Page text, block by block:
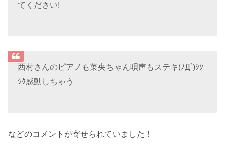
てください!
西村さんのピアノも菜央ちゃん唄声もステキ(ﾉД`)ｼｸ
ｼｸ感動しちゃう
などのコメントが寄せられていました！